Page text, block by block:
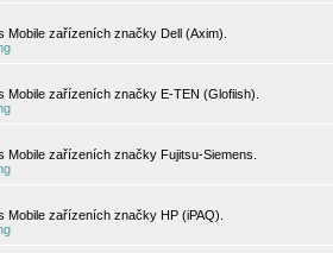
Mobile zařízeních značky Dell (Axim).
Mobile zařízeních značky E-TEN (Glofiish).
Mobile zařízeních značky Fujitsu-Siemens.
Mobile zařízeních značky HP (iPAQ).